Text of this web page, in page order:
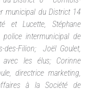
municipal du District 14
et Lucette, Stéphane
intermunicipal de
des-Filion; Joël Goulet,
les élus; Corinne
directrice marketing,
à la Société de